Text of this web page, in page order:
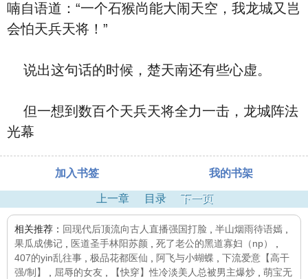
喃自语道：“一个石猴尚能大闹天空，我龙城又岂
会怕天兵天将！”
说出这句话的时候，楚天南还有些心虚。
但一想到数百个天兵天将全力一击，龙城阵法
光幕
加入书签 我的书架
上一章 目录 下一页
相关推荐： 回现代后顶流向古人直播强国打脸 半山烟雨待语嫣
果瓜成佛记
医道圣手林阳苏颜 死了老公的黑道寡妇（np）
407的yin乱往事
极品花都医仙 阿飞与小蝴蝶
下流爱意【高干
强/制】
屈辱的女友 【快穿】性冷淡美人总被男主爆炒 萌宝无